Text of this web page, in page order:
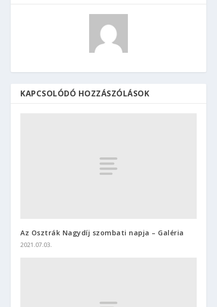
KAPCSOLÓDÓ HOZZÁSZÓLÁSOK
Az Osztrák Nagydíj szombati napja – Galéria
2021.07.03.